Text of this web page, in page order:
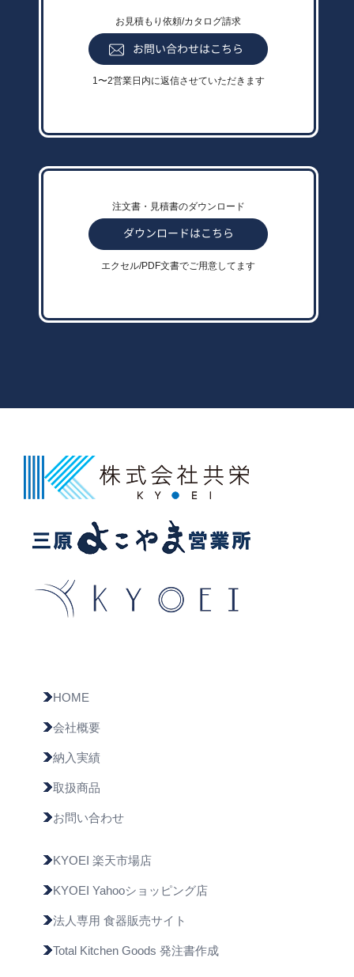
お見積もり依頼/カタログ請求
1〜2営業日内に返信させていただきます
注文書・見積書のダウンロード
エクセル/PDF文書でご用意してます
HOME
会社概要
納入実績
取扱商品
お問い合わせ
KYOEI 楽天市場店
KYOEI Yahooショッピング店
法人専用 食器販売サイト
Total Kitchen Goods 発注書作成